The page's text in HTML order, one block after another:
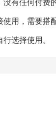
有任何付费
用，需要搭
选择使用。